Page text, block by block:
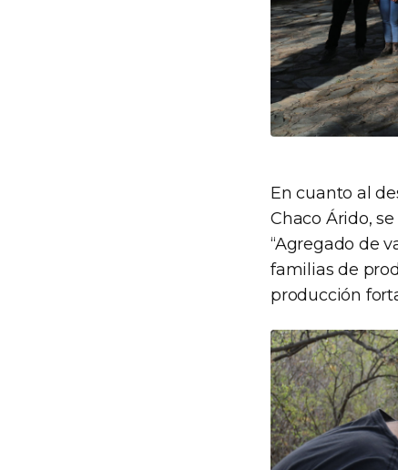
En cuanto al
Chaco Árido,
“Agregado de
familias de
producción